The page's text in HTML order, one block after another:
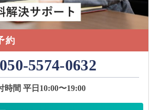
約
050-5574-0632
時間 平日10:00〜19:00